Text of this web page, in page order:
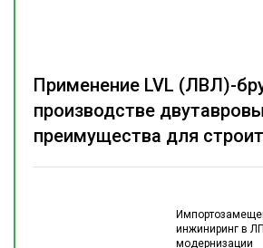
инжиниринг в
модернизации
Применение LVL (ЛВЛ)-
производстве
преимущества для